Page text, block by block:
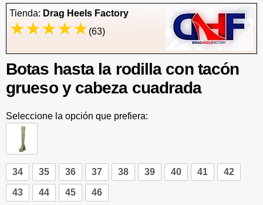
Tienda: Drag Heels Factory
(63)
Botas hasta la rodilla con tacón
grueso y cabeza cuadrada
Seleccione la opción que prefiera:
34 35 36 37 38 39 40 41 42
43 44 45 46